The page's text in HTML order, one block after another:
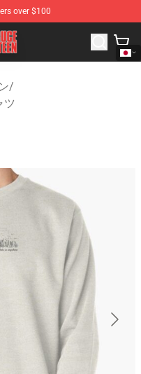
over $100
Bruce Springsteen
/
ツ